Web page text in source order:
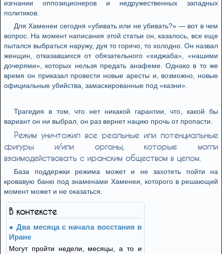
изгнании оппозиционеров и недружественных западных
политиков.
Для Хаменеи сегодня «убивать или не убивать?» — вот в чем
вопрос. На момент написания этой статьи он, казалось, все еще
пытался выбраться наружу, дуя то горячо, то холодно. Он назвал
женщин, отказавшихся от обязательного «хиджаба», «нашими
дочерями», которых нельзя предать анафеме. Однако в то же
время он приказал провести новые аресты и, возможно, новые
официальные убийства, замаскированные под «казни».
Трагедия в том, что нет никакой гарантии, что, какой бы
вариант он ни выбрал, он раз вернет нацию прочь от пропасти.
Режим уничтожил все реальные или потенциальные
фигуры и/или органы, которые могли
взаимодействовать с иранским обществом в целом.
База поддержки режима может и не захотеть пойти на
кровавую баню под знаменами Хаменеи, которого в решающий
момент может и не оказаться.
В контексте
Два месяца с начала восстания в
Иране
Могут пройти недели, месяцы, а то и